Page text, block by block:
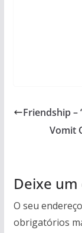
Friendship –
Vomit
Deixe
O seu
obrigatórios